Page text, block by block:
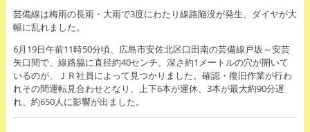
芸備線は梅雨の長雨・大雨で3度にわたり線路陥没が発生、ダイヤが大
幅に乱れました。
6月19日午前11時50分頃、広島市安佐北区口田南の芸備線戸坂～安芸
矢口間で、線路脇に直径約40センチ、深さ約1メートルの穴が開いて
いるのが、ＪＲ社員によって見つかりました。確認・復旧作業が行わ
れその間運転見合わせとなり、上下6本が運休、3本が最大約90分遅
れ、約650人に影響が出ました。